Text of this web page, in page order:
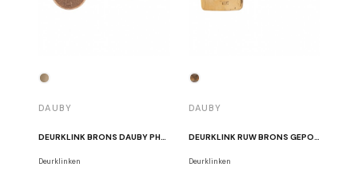
DAUBY
DEURKLINK BRONS DAUBY PHL/50R RB
Deurklinken
DAUBY
DEURKLINK RUW BRONS GEPOLIJST DAUBY PH1920/50Q RBP
Deurklinken